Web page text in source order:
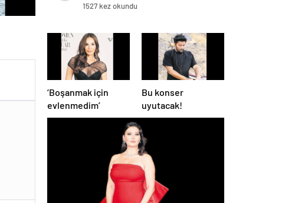
1527 kez okundu
‘Boşanmak için
evlenmedim’
Bu konser
uyutacak!